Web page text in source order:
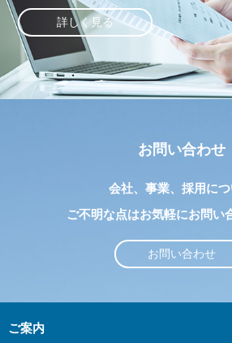
詳しく見る
お問い合わせ
会社、事業、採用に
ご不明な点はお気軽にお問い
お問い合わせ
ご案内